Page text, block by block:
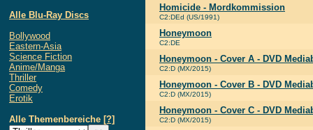
Alle Blu-Ray Discs
Bollywood
Eastern-Asia
Science Fiction
Anime/Manga
Thriller
Comedy
Erotik
Alle Themenbereiche [?]
Homicide - Mordkommission
C2:DEd (US/1991)
Honeymoon
C2:DE
Honeymoon - Cover A - DVD
C2:D (MX/2015)
Honeymoon - Cover B - DVD
C2:D (MX/2015)
Honeymoon - Cover C - DVD
C2:D (MX/2015)